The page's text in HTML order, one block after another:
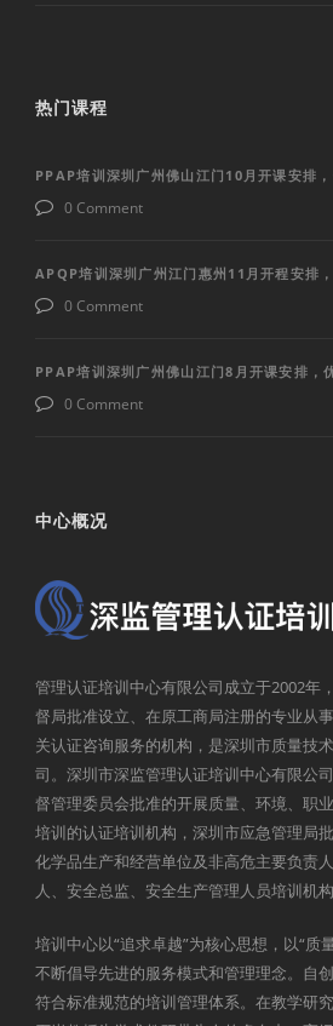
热门课程
PPAP培训深圳广州佛山江门10月开课安排
0 Comment
APQP培训深圳广州江门惠州11月开程安排
0 Comment
PPAP培训深圳广州佛山江门8月开课安排，
0 Comment
中心概况
管理认证培训中心有限公司成立于2002年
督局批准设立、在原工商局注册的专业从
关认证咨询服务的机构，是深圳市质量技
司。深圳市深监管理认证培训中心有限公
督管理委员会批准的开展质量、环境、职
培训的认证培训机构，深圳市应急管理局
化学品生产和经营单位及非高危主要负责
人、安全总监、安全生产管理人员培训机构
培训中心以“追求卓越”为核心思想，以“质
不断倡导先进的服务模式和管理理念。自
符合标准规范的培训管理体系。在教学研